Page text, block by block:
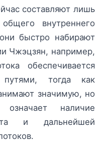
составляют лишь
внутреннего
быстро набирают
Чжэцзян, например,
обеспечивается
тогда как
значимую, но
наличие
и дальнейшей